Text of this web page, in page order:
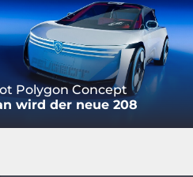
Polygon Concept
wird der neue 208